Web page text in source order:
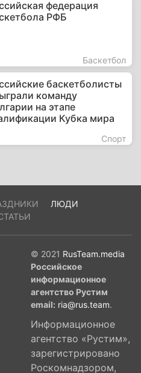
федерация
РФБ
Баскетбол
баскетболисты
команду
на этапе
Кубка мира
Спорт
ЛЮДИ
© 2021 RusTeam.media
Российское
информационное
агентство Рустим
email: ria@rus.team.
Информационное
агентство «Рустим»,
зарегистрировано
Роскомнадзором,